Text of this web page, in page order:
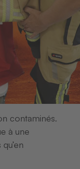
contaminés.
à une